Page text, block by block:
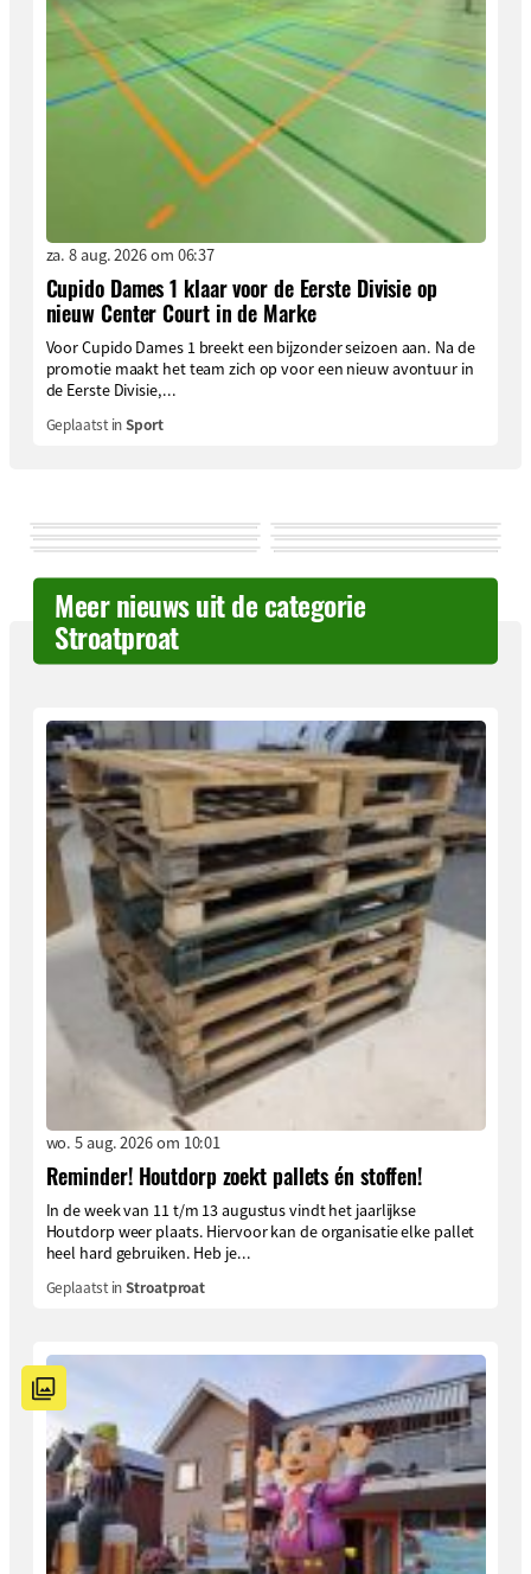
za. 8 aug. 2026 om 06:37
Cupido Dames 1 klaar voor de Eerste Divisie op
nieuw Center Court in de Marke
Voor Cupido Dames 1 breekt een bijzonder seizoen aan. Na de
promotie maakt het team zich op voor een nieuw avontuur in
de Eerste Divisie,...
Geplaatst inSport
Meer nieuws uit de categorie
Stroatproat
wo. 5 aug. 2026 om 10:01
Reminder! Houtdorp zoekt pallets én stoffen!
In de week van 11 t/m 13 augustus vindt het jaarlijkse
Houtdorp weer plaats. Hiervoor kan de organisatie elke pallet
heel hard gebruiken. Heb je...
Geplaatst inStroatproat